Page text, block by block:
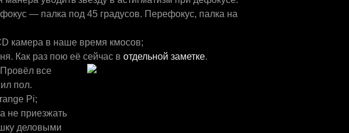
— палка под 45 градусов. Перефокус, палка на
камера в наше время кмосов;
Как раз пою её сейчас в отдельной заметке.
Провёл все
пол.
Pi;
не приезжать
деловыми